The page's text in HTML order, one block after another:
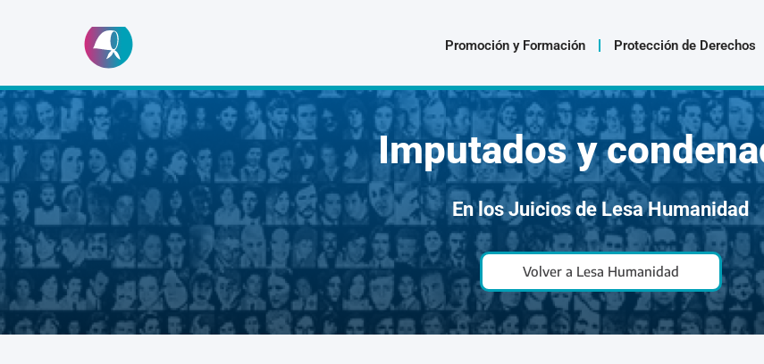
al
contenido
Promoción y Formación Protección de Derechos
Imputados y
En los Juicios de Lesa Humanidad
Volver a Lesa Humanidad